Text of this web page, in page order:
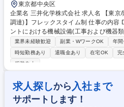
東京都中央区
企業名 三井化学株式会社 求人名 【東京/購買(機械設備・プラント工事の
調達)】フレックスタイム制 仕事の内容 DX推進本部購買部にて、化学プラ
ントにおける機械設備(工事および機器
す。また、購買プロセスの効率化や高
＜詳細業務＞ ■仕出元の要求に基づく取
渉、発注業務■機械設備購買業務に関わ
プラントの安定稼働を支える重要なポ
ず、DX推進本部の一員としてデータや
を主導するダイナミズムを実感できます。 募集職種 【東京/購買(機械
備・プラント工事の調達)】フレックスタ
業界未経験歓迎 副業・WワークOK 年
時短勤務あり
退職金あり 在宅OK 完
服装自由
求人探しから 入社まで
サポートします！